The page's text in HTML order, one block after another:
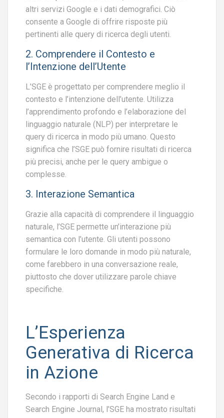
altri servizi Google e i dati demografici. Ciò
consente a Google di offrire risposte più
pertinenti alle query di ricerca degli utenti.
2. Comprendere il Contesto e
l’Intenzione dell’Utente
L’SGE è progettato per comprendere meglio il
contesto e l’intenzione dell’utente. Utilizza
l’apprendimento profondo e l’elaborazione del
linguaggio naturale (NLP) per interpretare le
query di ricerca in modo più umano. Questo
significa che l’SGE può fornire risultati di ricerca
più precisi, anche per le query ambigue o
complesse.
3. Interazione Semantica
Grazie alla capacità di comprendere il linguaggio
naturale, l’SGE permette un’interazione più
semantica con l’utente. Gli utenti possono
formulare le loro domande in modo più naturale,
come farebbero in una conversazione reale,
piuttosto che dover utilizzare parole chiave
specifiche.
L’Esperienza
Generativa di Ricerca
in Azione
Secondo i rapporti di Search Engine Land e
Search Engine Journal, l’SGE ha mostrato risultati